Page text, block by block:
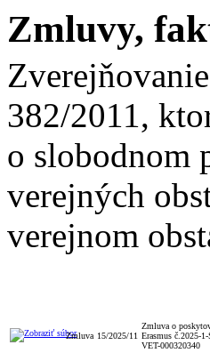
Zmluvy,
382/2011,
o slobodnom
verejných
verejnom
Zmluva 15/2025/11
Zmluva o
Erasmus č.2025-
VET-000320340